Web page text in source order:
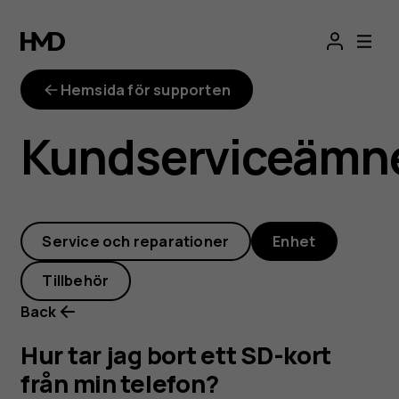
Hur
tar
jag
bort
ett
SD-
kort
från
Hemsida för supporten
Service och reparationer Enhet
Tillbehör
Back
Hur tar jag bort ett SD-kort
från min telefon?